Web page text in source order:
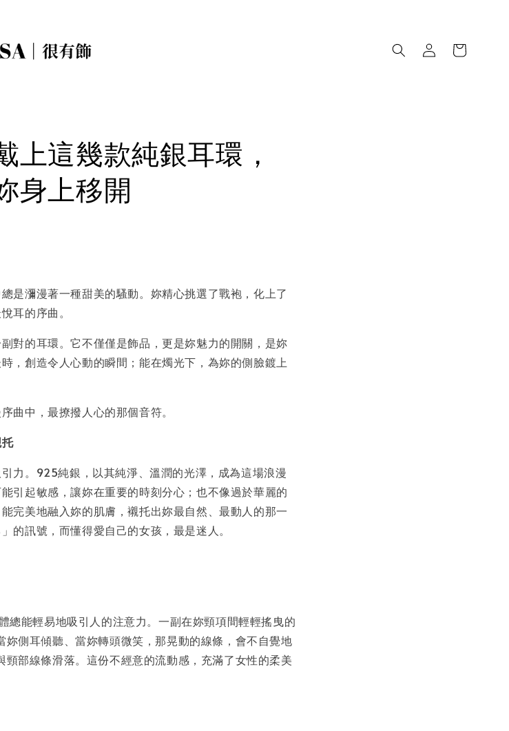
上這幾款純銀耳環，
身上移開
是瀰漫著一種甜美的騷動。妳精心挑選了戰袍，化上了
耳的序曲。
對的耳環。它不僅僅是飾品，更是妳魅力的開關，是妳
，創造令人心動的瞬間；能在燭光下，為妳的側臉鍍上
曲中，最撩撥人心的那個音符。
力。925純銀，以其純淨、溫潤的光澤，成為這場浪漫
引起敏感，讓妳在重要的時刻分心；也不像過於華麗的
完美地融入妳的肌膚，襯托出妳最自然、最動人的那一
的訊號，而懂得愛自己的女孩，最是迷人。
總能輕易地吸引人的注意力。一副在妳頸項間輕輕搖曳的
側耳傾聽、當妳轉頭微笑，那晃動的線條，會不自覺地
部線條滑落。這份不經意的流動感，充滿了女性的柔美